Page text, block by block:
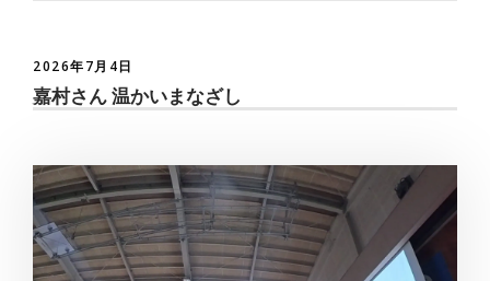
2026年7月4日
嘉村さん 温かいまなざし